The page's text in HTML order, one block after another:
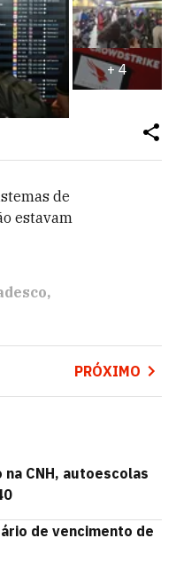
+4
de
estavam
PRÓXIMO
CNH, autoescolas
de vencimento de